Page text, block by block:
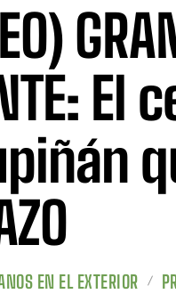
El
EN EL EXTERIOR